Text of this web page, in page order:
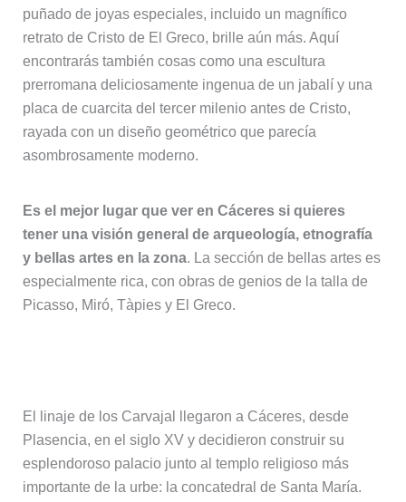
puñado de joyas especiales, incluido un magnífico
retrato de Cristo de El Greco, brille aún más. Aquí
encontrarás también cosas como una escultura
prerromana deliciosamente ingenua de un jabalí y una
placa de cuarcita del tercer milenio antes de Cristo,
rayada con un diseño geométrico que parecía
asombrosamente moderno.
Es el mejor lugar que ver en Cáceres si quieres
tener una visión general de arqueología, etnografía
y bellas artes en la zona. La sección de bellas artes es
especialmente rica, con obras de genios de la talla de
Picasso, Miró, Tàpies y El Greco.
El linaje de los Carvajal llegaron a Cáceres, desde
Plasencia, en el siglo XV y decidieron construir su
esplendoroso palacio junto al templo religioso más
importante de la urbe: la concatedral de Santa María.